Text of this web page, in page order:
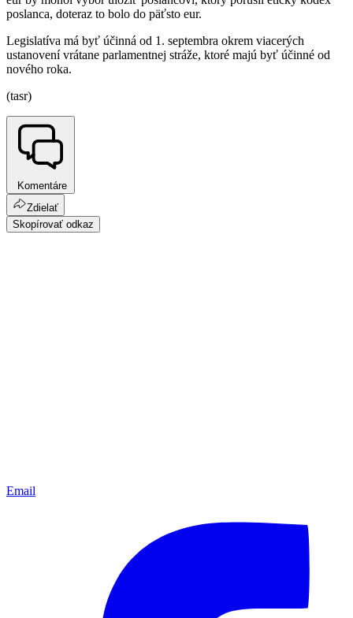
poslanca, doteraz to bolo do päťsto eur.
Legislatíva má byť účinná od 1. septembra okrem viacerých
ustanovení vrátane parlamentnej stráže, ktoré majú byť účinné od
nového roka.
(tasr)
Komentáre
Zdielať
Skopírovať odkaz
Email